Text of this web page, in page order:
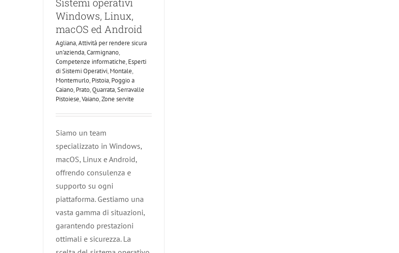
Windows, Linux,
macOS ed Android
Agliana,Attività per rendere sicura
un'azienda,Carmignano,
Competenze informatiche, Esperti
di Sistemi Operativi, Montale,
Montemurlo, Pistoia, Poggio a
Caiano, Prato,Quarrata,Serravalle
Pistoiese,Vaiano,Zone servite
Siamo un team
specializzato in Windows,
macOS, Linux e Android,
offrendo consulenza e
supporto su ogni
piattaforma. Gestiamo una
vasta gamma di situazioni,
garantendo prestazioni
ottimali e sicurezza. La